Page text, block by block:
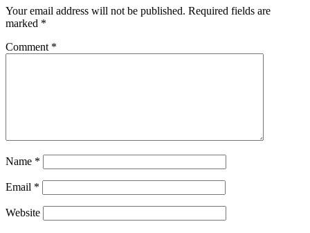
Your email address will not be published. Required fields are
marked *
Comment *
Name *
Email *
Website